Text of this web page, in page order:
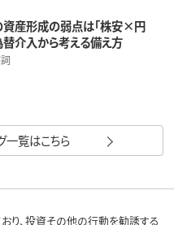
資産形成の弱点は「株安×円
替介入から考える備え方
一覧はこちら
り、投資その他の行動を勧誘する